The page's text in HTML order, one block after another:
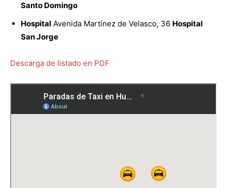
Santo Domingo
Hospital Avenida Martínez de Velasco, 36 Hospital
San Jorge
Descarga de listado en PDF